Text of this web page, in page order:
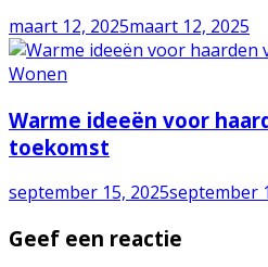
maart 12, 2025maart 12, 2025
Wonen
Warme ideeën voor
toekomst
september 15, 2025september
Geef een reactie